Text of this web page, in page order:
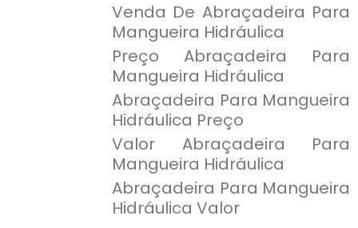
Venda De Abraçadeira Para
Mangueira Hidráulica
Preço Abraçadeira Para
Mangueira Hidráulica
Abraçadeira Para Mangueira
Hidráulica Preço
Valor Abraçadeira Para
Mangueira Hidráulica
Abraçadeira Para Mangueira
Hidráulica Valor